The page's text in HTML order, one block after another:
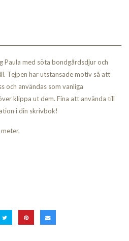
Paula med söta bondgårdsdjur och
Tejpen har utstansade motiv så att
och användas som vanliga
klippa ut dem. Fina att använda till
i din skrivbok!